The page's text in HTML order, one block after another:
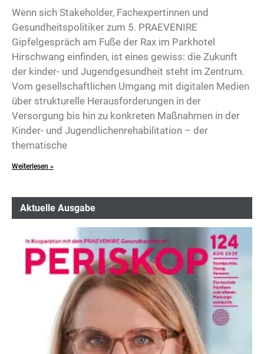
Wenn sich Stakeholder, Fachexpertinnen und
Gesundheitspolitiker zum 5. PRAEVENIRE
Gipfelgespräch am Fuße der Rax im Parkhotel
Hirschwang einfinden, ist eines gewiss: die Zukunft
der kinder- und Jugendgesundheit steht im Zentrum.
Vom gesellschaftlichen Umgang mit digitalen Medien
über strukturelle Herausforderungen in der
Versorgung bis hin zu konkreten Maßnahmen in der
Kinder- und Jugendlichenrehabilitation – der
thematische
Weiterlesen »
Aktuelle Ausgabe